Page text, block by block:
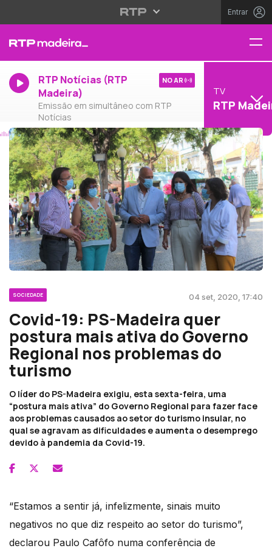
Entrar
RTP Notícias (RTP
Madeira)
Emissão em simultâneo com RTP
Notícias
NO AR
TV
RTP
SOCIEDADE 04 set, 2020, 17:40
Covid-19: PS-Madeira quer
postura mais ativa do Governo
Regional nos problemas do
turismo
O líder do PS-Madeira exigiu, esta sexta-feira, uma
“postura mais ativa” do Governo Regional para fazer face
aos problemas causados ao setor do turismo insular, no
qual se agravam as dificuldades e aumenta o desemprego
devido à pandemia da Covid-19.
“Estamos a sentir já, infelizmente, sinais muito
negativos no que diz respeito ao setor do turismo”,
declarou Paulo Cafôfo numa conferência de